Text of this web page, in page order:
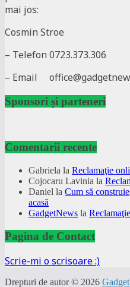
mai jos:
Cosmin Stroe
– Telefon 0723.373.306
– Email
Sponsori și parteneri
Comentarii recente
Gabriela la Reclamaţie
Cojocaru Lavinia la
Daniel la Cum să
acasă
GadgetNews la
Pagina de Contact
Scrie-mi o scrisoare :)
Drepturi de autor © 2026